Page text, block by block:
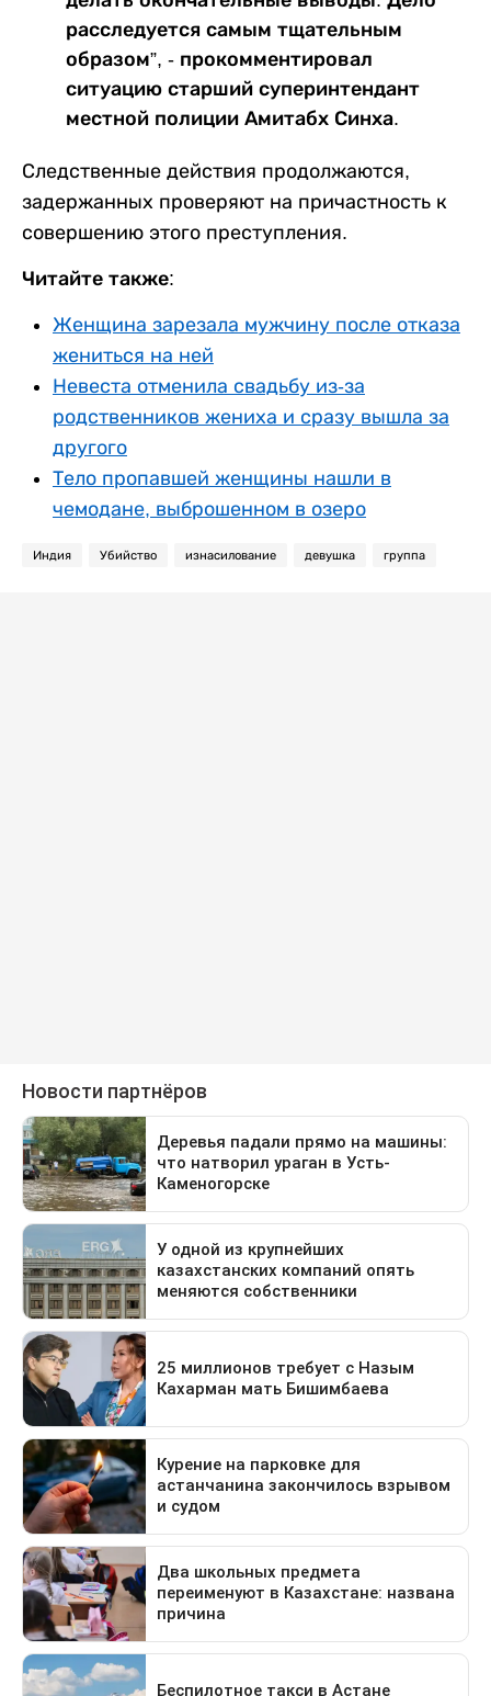
расследуется самым тщательным
образом”, - прокомментировал
ситуацию старший суперинтендант
местной полиции Амитабх Синха.
Следственные действия продолжаются,
задержанных проверяют на причастность к
совершению этого преступления.
Читайте также:
Женщина зарезала мужчину после отказа
жениться на ней
Невеста отменила свадьбу из-за
родственников жениха и сразу вышла за
другого
Тело пропавшей женщины нашли в
чемодане, выброшенном в озеро
Индия Убийство изнасилование девушка группа